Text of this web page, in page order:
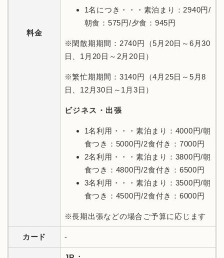
料金
1名につき・・・素泊まり：2940円/
朝食：575円/夕食：945円
※閑散期期間：2740円（5月20日～6月30
日、1月20日～2月20日）
※繁忙期期間：3140円（4月25日～5月8
日、12月30日～1月3日）
ビジネス・出張
1名利用・・・素泊まり：4000円/朝
食つき：5000円/2食付き：7000円
2名利用・・・素泊まり：3800円/朝
食つき：4800円/2食付き：6500円
3名利用・・・素泊まり：3500円/朝
食つき：4500円/2食付き：6000円
※長期出張などの場合ご予算に応じます
カード -